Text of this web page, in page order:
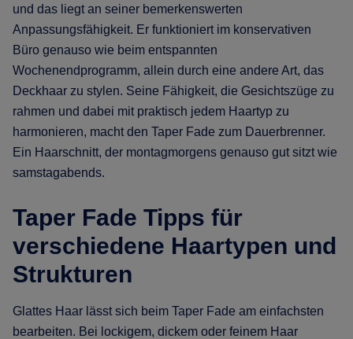
und das liegt an seiner bemerkenswerten
Anpassungsfähigkeit. Er funktioniert im konservativen
Büro genauso wie beim entspannten
Wochenendprogramm, allein durch eine andere Art, das
Deckhaar zu stylen. Seine Fähigkeit, die Gesichtszüge zu
rahmen und dabei mit praktisch jedem Haartyp zu
harmonieren, macht den Taper Fade zum Dauerbrenner.
Ein Haarschnitt, der montagmorgens genauso gut sitzt wie
samstagabends.
Taper Fade Tipps für
verschiedene Haartypen und
Strukturen
Glattes Haar lässt sich beim Taper Fade am einfachsten
bearbeiten. Bei lockigem, dickem oder feinem Haar